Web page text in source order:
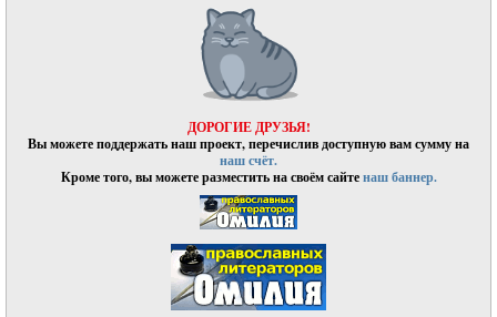
ДОРОГИЕ ДРУЗЬЯ!
Вы можете поддержать наш проект, перечислив доступную вам сумму на
наш счёт.
Кроме того, вы можете разместить на своём сайтенаш баннер.